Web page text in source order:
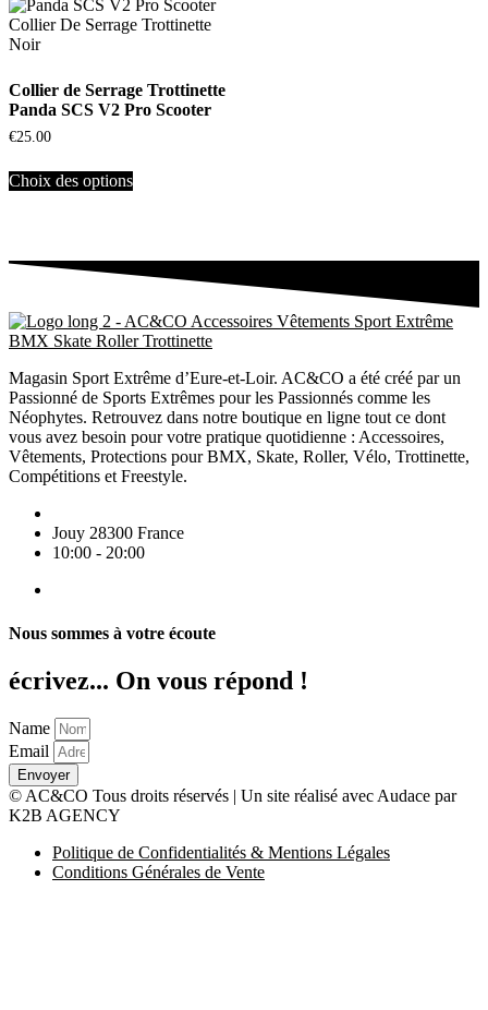
Collier de Serrage Trottinette
Panda SCS V2 Pro Scooter
€25.00
Choix des options
Magasin Sport Extrême d’Eure-et-Loir. AC&CO a été créé par un
Passionné de Sports Extrêmes pour les Passionnés comme les
Néophytes. Retrouvez dans notre boutique en ligne tout ce dont
vous avez besoin pour votre pratique quotidienne : Accessoires,
Vêtements, Protections pour BMX, Skate, Roller, Vélo, Trottinette,
Compétitions et Freestyle.
Jouy 28300 France
10:00 - 20:00
Nous sommes à votre écoute
écrivez... On vous répond !
Name
Email
Envoyer
© AC&CO Tous droits réservés | Un site réalisé avec Audace par
K2B AGENCY
Politique de Confidentialités & Mentions Légales
Conditions Générales de Vente